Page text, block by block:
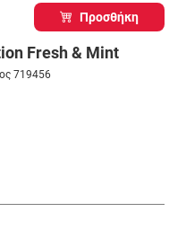
Προσθήκη
Fresh & Mint
719456